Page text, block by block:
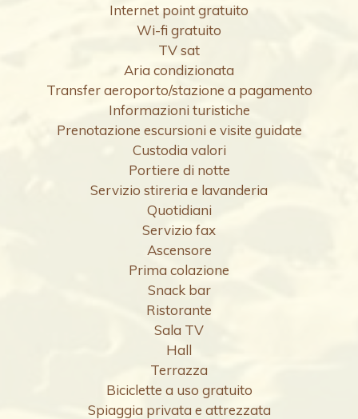
Internet point gratuito
Wi-fi gratuito
TV sat
Aria condizionata
Transfer aeroporto/stazione a pagamento
Informazioni turistiche
Prenotazione escursioni e visite guidate
Custodia valori
Portiere di notte
Servizio stireria e lavanderia
Quotidiani
Servizio fax
Ascensore
Prima colazione
Snack bar
Ristorante
Sala TV
Hall
Terrazza
Biciclette a uso gratuito
Spiaggia privata e attrezzata